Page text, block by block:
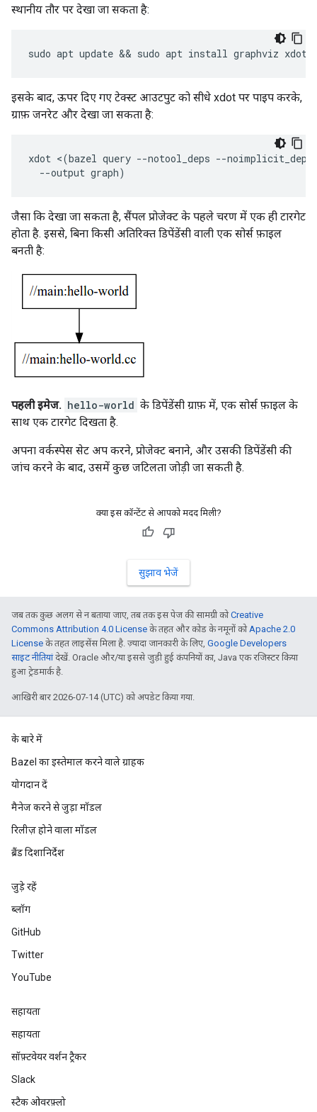
स्थानीय तौर पर देखा जा सकता है:
sudo apt update && sudo apt install graphviz xdot
इसके बाद, ऊपर दिए गए टेक्स्ट आउटपुट को सीधे xdot पर पाइप करके,
ग्राफ़ जनरेट और देखा जा सकता है:
xdot <(bazel query --notool_deps --noimplicit_deps
--output graph)
जैसा कि देखा जा सकता है, सैंपल प्रोजेक्ट के पहले चरण में एक ही टारगेट
होता है. इससे, बिना किसी अतिरिक्त डिपेंडेंसी वाली एक सोर्स फ़ाइल
बनती है:
पहली इमेज. hello-world के डिपेंडेंसी ग्राफ़ में, एक सोर्स फ़ाइल के
साथ एक टारगेट दिखता है.
अपना वर्कस्पेस सेट अप करने, प्रोजेक्ट बनाने, और उसकी डिपेंडेंसी की
जांच करने के बाद, उसमें कुछ जटिलता जोड़ी जा सकती है.
क्या इस कॉन्टेंट से आपको मदद मिली?
सुझाव भेजें
जब तक कुछ अलग से न बताया जाए, तब तक इस पेज की सामग्री कोCreative
Commons Attribution 4.0 License के तहत और कोड के नमूनों कोApache 2.0
License के तहत लाइसेंस मिला है. ज़्यादा जानकारी के लिए, Google Developers
साइट नीतियांदेखें. Oracle और/या इससे जुड़ी हुई कंपनियों का, Java एक रजिस्टर किया
हुआ ट्रेडमार्क है.
आखिरी बार 2026-07-14 (UTC) को अपडेट किया गया.
के बारे में
Bazel का इस्तेमाल करने वाले ग्राहक
योगदान दें
मैनेज करने से जुड़ा मॉडल
रिलीज़ होने वाला मॉडल
ब्रैंड दिशानिर्देश
जुड़े रहें
ब्लॉग
GitHub
Twitter
YouTube
सहायता
सहायता
सॉफ़्टवेयर वर्शन ट्रैकर
Slack
स्टैक ओवरफ़्लो